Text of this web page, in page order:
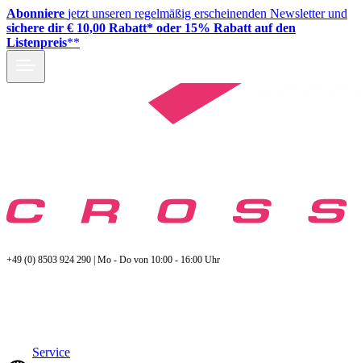
Abonniere jetzt unseren regelmäßig erscheinenden Newsletter und
sichere dir € 10,00 Rabatt* oder 15% Rabatt auf den
Listenpreis**
+49 (0) 8503 924 290 | Mo - Do von 10:00 - 16:00 Uhr
Service